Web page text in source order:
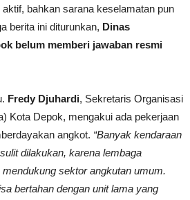
bahkan sarana keselamatan pun
berita ini diturunkan, Dinas
belum memberi jawaban resmi
Fredy Djuhardi, Sekretaris Organisasi
Kota Depok, mengakui ada pekerjaan
angkot. “Banyak kendaraan
dilakukan, karena lembaga
sektor angkutan umum.
bertahan dengan unit lama yang